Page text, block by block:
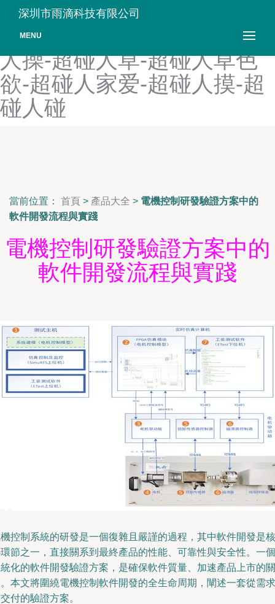
超碰热99-超碰热久久-超碰
人17C-超碰人97最新-超碰
人操-超碰人草-超碰人草色
欲-超碰人家爱-超碰人摸-超
碰人碰
深圳市雨滴科技有限公司
MENU
當前位置： 首頁 > 產品大全 > 電機控制研發驗證方案中的
軟件開發流程與實踐
電機控制研發驗證方案中的
軟件開發流程與實踐
控制系統的研發是一個復雜且嚴謹的過程，其中軟件開發是核
節之一，直接關系到最終產品的性能、可靠性與安全性。一個
化的軟件開發驗證方案，是確保軟件質量、加速產品上市的關
本文將圍繞電機控制軟件開發的全生命周期，闡述一套從需求
付的驗證方案。